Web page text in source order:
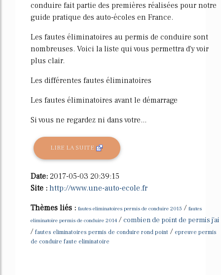
conduire fait partie des premières réalisées pour notre
guide pratique des auto-écoles en France.
Les fautes éliminatoires au permis de conduire sont
nombreuses. Voici la liste qui vous permettra d'y voir
plus clair.
Les différentes fautes éliminatoires
Les fautes éliminatoires avant le démarrage
Si vous ne regardez ni dans votre...
LIRE LA SUITE
Date: 2017-05-03 20:39:15
Site : http://www.une-auto-ecole.fr
Thèmes liés : fautes eliminatoires permis de conduire 2015 / fautes
eliminatoire permis de conduire 2014 / combien de point de permis j'ai
/ fautes eliminatoires permis de conduire rond point / epreuve permis
de conduire faute eliminatoire